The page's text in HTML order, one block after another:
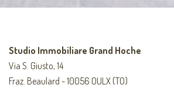
Studio Immobiliare Grand Hoche
Via S. Giusto, 14
Fraz. Beaulard - 10056 OULX (TO)